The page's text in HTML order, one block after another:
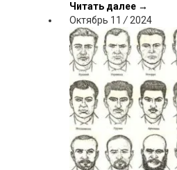
Читать далее →
Октябрь 11 / 2024